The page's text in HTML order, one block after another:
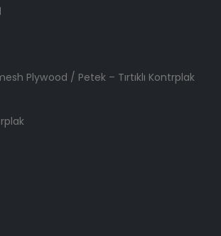
Plywood / Petek – Tırtıklı Kontrplak